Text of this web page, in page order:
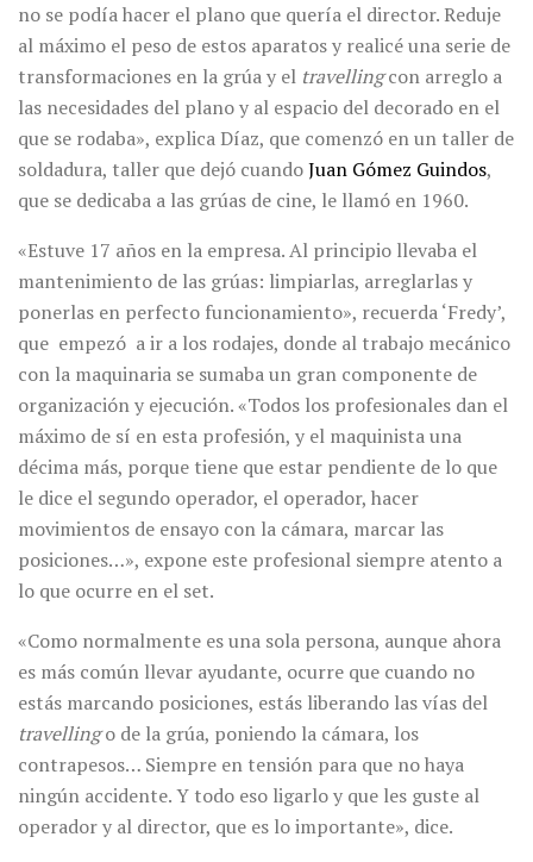
no se podía hacer el plano que quería el director. Reduje
al máximo el peso de estos aparatos y realicé una serie de
transformaciones en la grúa y el travellingcon arreglo a
las necesidades del plano y al espacio del decorado en el
que se rodaba», explica Díaz, que comenzó en un taller de
soldadura, taller que dejó cuandoJuan Gómez Guindos,
que se dedicaba a las grúas de cine, le llamó en 1960.
«Estuve 17 años en la empresa. Al principio llevaba el
mantenimiento de las grúas: limpiarlas, arreglarlas y
ponerlas en perfecto funcionamiento», recuerda ‘Fredy’,
que empezó a ir a los rodajes, donde al trabajo mecánico
con la maquinaria se sumaba un gran componente de
organización y ejecución. «Todos los profesionales dan el
máximo de sí en esta profesión, y el maquinista una
décima más, porque tiene que estar pendiente de lo que
le dice el segundo operador, el operador, hacer
movimientos de ensayo con la cámara, marcar las
posiciones…», expone este profesional siempre atento a
lo que ocurre en el set.
«Como normalmente es una sola persona, aunque ahora
es más común llevar ayudante, ocurre que cuando no
estás marcando posiciones, estás liberando las vías del
travellingo de la grúa, poniendo la cámara, los
contrapesos… Siempre en tensión para que no haya
ningún accidente. Y todo eso ligarlo y que les guste al
operador y al director, que es lo importante», dice.